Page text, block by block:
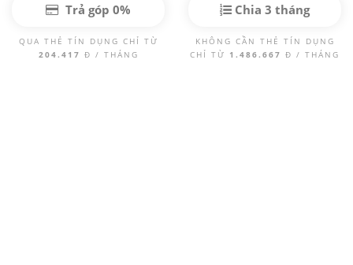
Trả góp 0%
QUA THẺ TÍN DỤNG CHỈ TỪ
204.417 Đ / THÁNG
Chia 3 tháng
KHÔNG CẦN THẺ TÍN DỤNG
CHỈ TỪ 1.486.667 Đ / THÁNG